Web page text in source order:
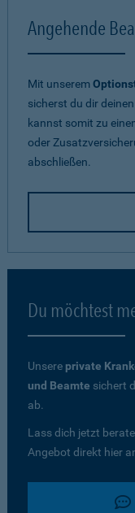
Angehende
Mit unserem
sicherst du dir
kannst somit zu
oder
abschließen.
Du möchtest
Unsere private
und Beamte sichert
ab.
Lass dich jetzt
Angebot direkt hier